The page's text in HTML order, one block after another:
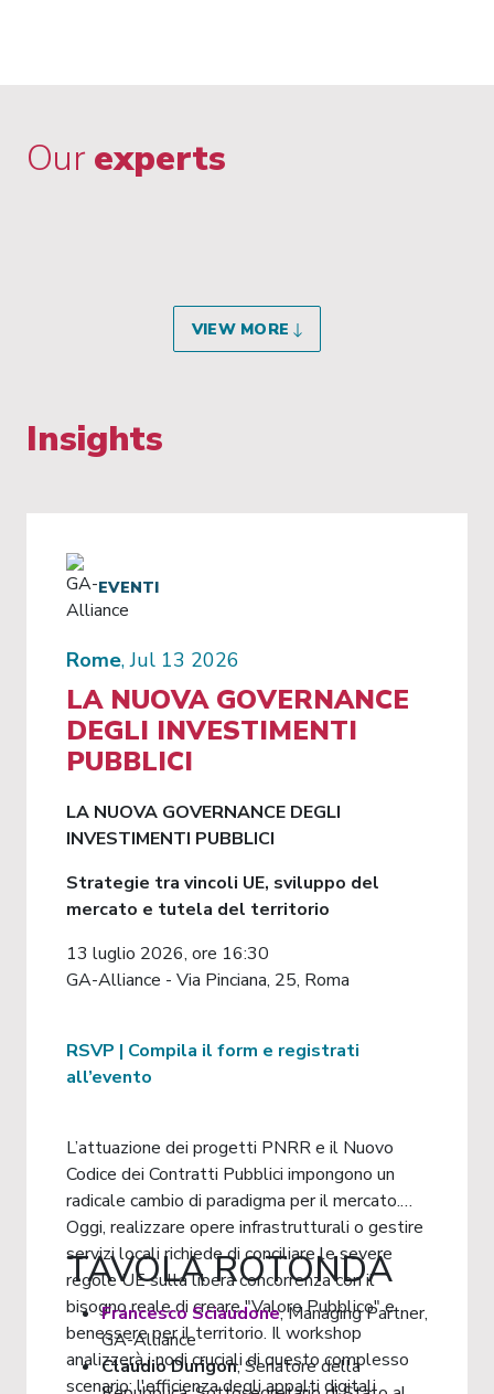
Our experts
VIEW MORE
Insights
EVENTI
Rome, Jul 13 2026
LA NUOVA GOVERNANCE
DEGLI INVESTIMENTI
PUBBLICI
LA NUOVA GOVERNANCE DEGLI
INVESTIMENTI PUBBLICI
Strategie tra vincoli UE, sviluppo del
mercato e tutela del territorio
13 luglio 2026, ore 16:30
GA-Alliance - Via Pinciana, 25, Roma
RSVP | Compila il form e registrati
all’evento
L’attuazione dei progetti PNRR e il Nuovo
Codice dei Contratti Pubblici impongono un
radicale cambio di paradigma per il mercato.
Oggi, realizzare opere infrastrutturali o gestire
servizi locali richiede di conciliare le severe
regole UE sulla libera concorrenza con il
bisogno reale di creare "Valore Pubblico" e
benessere per il territorio. Il workshop
analizzerà i nodi cruciali di questo complesso
scenario: l'efficienza degli appalti digitali
TAVOLA ROTONDA
Francesco Sciaudone, Managing Partner,
GA-Alliance
Claudio Durigon, Senatore della